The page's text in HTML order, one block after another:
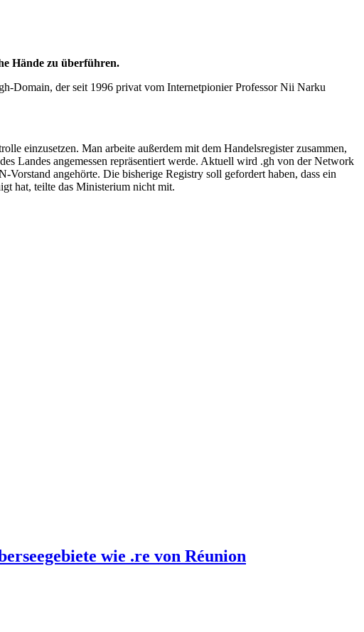
Hände zu überführen.
Domain, der seit 1996 privat vom Internetpionier Professor Nii Narku
einzusetzen. Man arbeite außerdem mit dem Handelsregister zusammen,
Landes angemessen repräsentiert werde. Aktuell wird .gh von der Network
angehörte. Die bisherige Registry soll gefordert haben, dass ein
hat, teilte das Ministerium nicht mit.
wie .re von Réunion